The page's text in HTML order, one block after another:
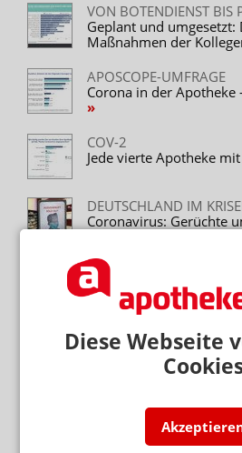
Diese Webseite
VON BOTENDIENST BIS
Geplant und umgesetzt:
Maßnahmen der
APOSCOPE-UMFRAGE
Corona in der Apotheke
COV-2
Jede vierte Apotheke
DEUTSCHLAND IM
Coronavirus: Gerüchte
MANGEL AN
SCHUTZAUSRÜSTUNG
Coronavirus: Ärzte
CORONAVIRUS
Spahn: Wir befinden
CORONAVIRUS-PATIENT
CoV-2: Zwei neue
Württemberg